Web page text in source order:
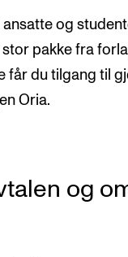
undervisning
læringsmiljø
og
stor pakke fra
får du tilgang til
Oria.
og